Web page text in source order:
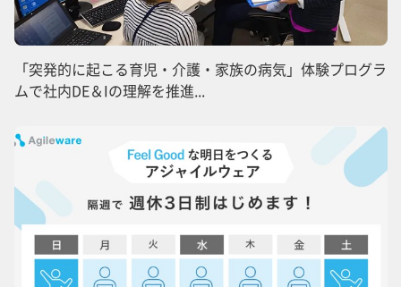
「突発的に起こる育児・介護・家族の病気」体験プログラ
ムで社内DE＆Iの理解を推進...